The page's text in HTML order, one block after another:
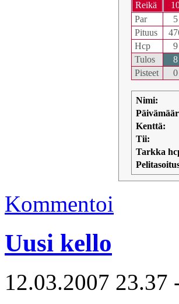
Reikä
Par
5
Pituus
Hcp
9
Tulos
8
Pisteet
0
Nimi:
Kenttä:
Tii:
Tarkka
Kommentoi
Uusi kello
12.03.2007 23.37